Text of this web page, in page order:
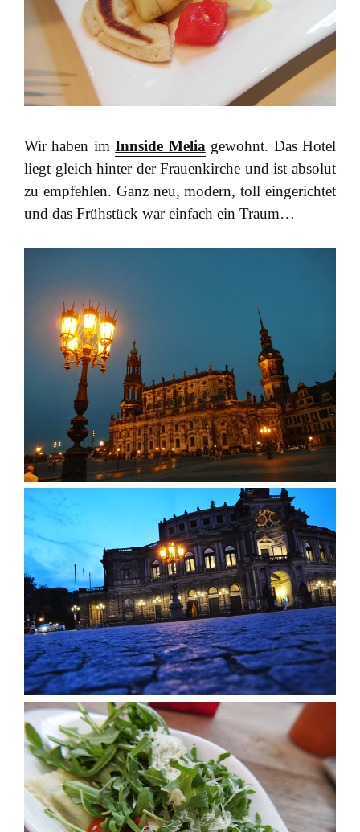
Wir haben imInnside Melia gewohnt. Das Hotel
liegt gleich hinter der Frauenkirche und ist absolut
zu empfehlen. Ganz neu, modern, toll eingerichtet
und das Frühstück war einfach ein Traum…